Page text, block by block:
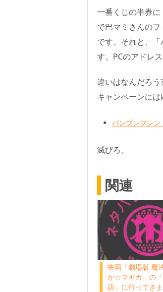
一番くじの半券
で巴マミさんの
です。それと、
す。PCのアドレ
違いはなんだろ
キャンペーンには
バンプレフレン
滅びろ。
関連
映画「劇場版 魔
か☆マギカ」の
語」に行ってき